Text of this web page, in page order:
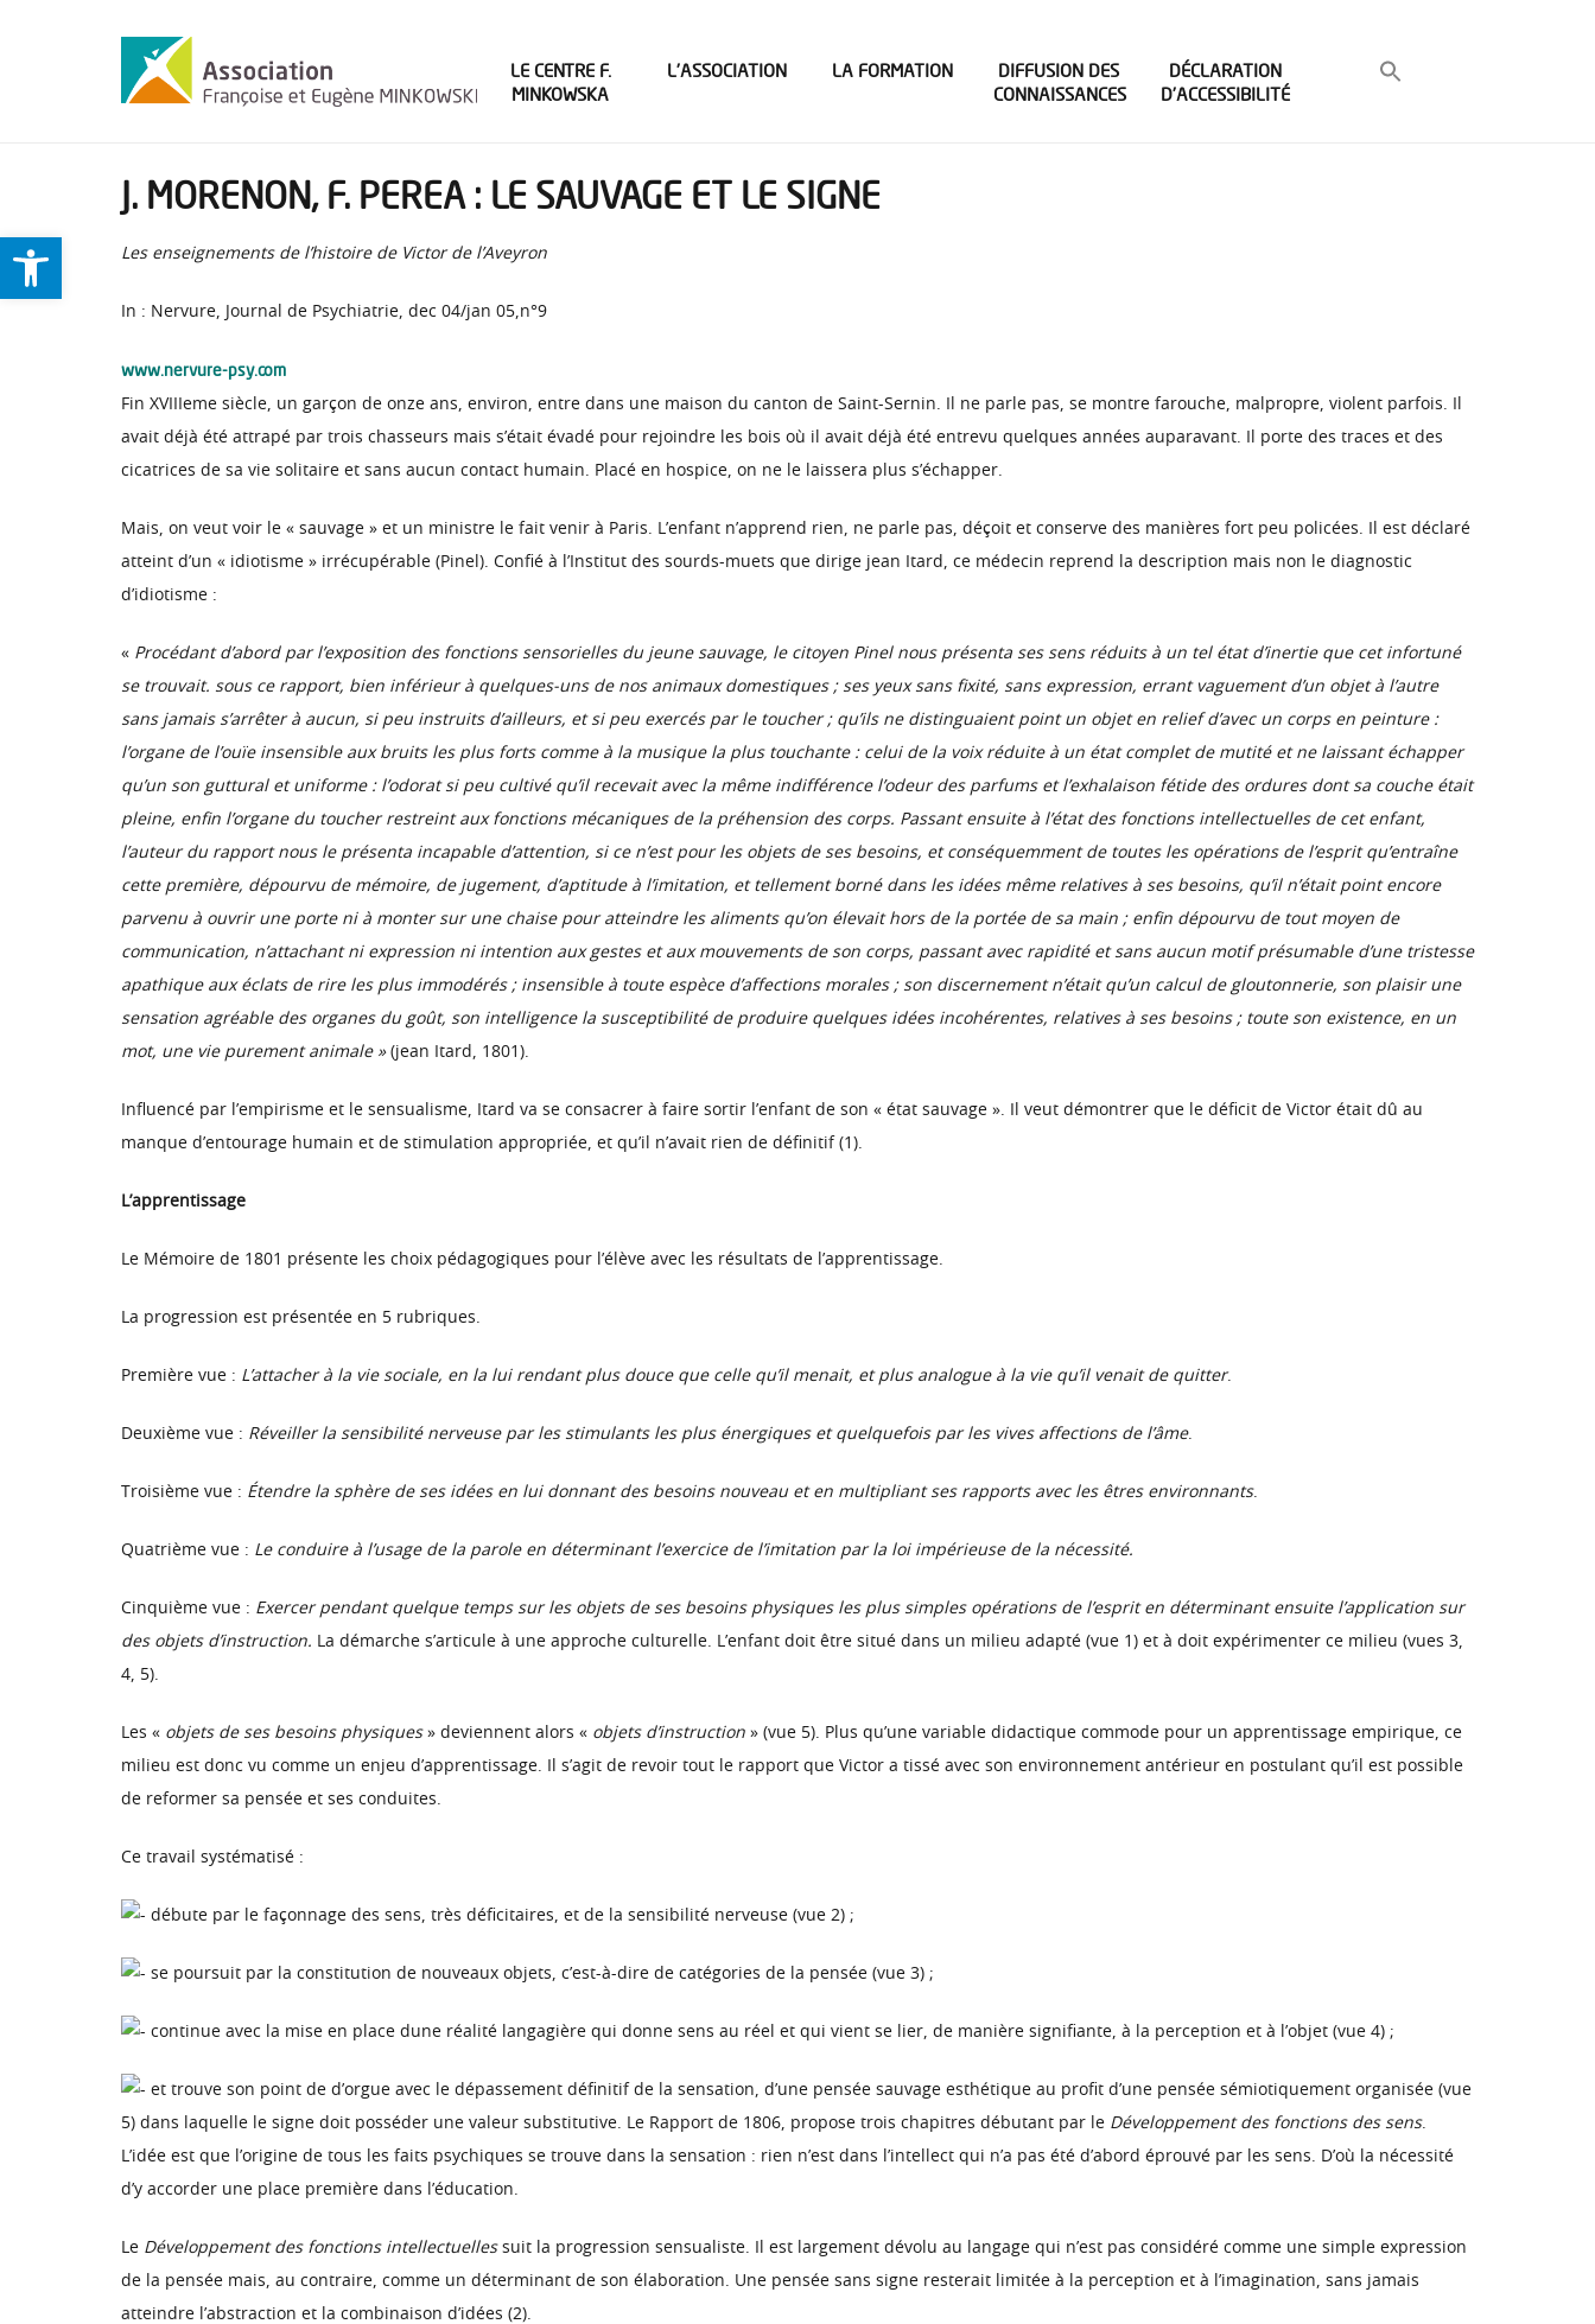
Ouvrir la barre d’outils
LE CENTRE F.
MINKOWSKA
L’ASSOCIATION LA FORMATION
DIFFUSION DES
CONNAISSANCES
DÉCLARATION
D’ACCESSIBILITÉ
J. MORENON, F. PEREA : LE SAUVAGE ET LE SIGNE
Les enseignements de l’histoire de Victor de l’Aveyron
In : Nervure, Journal de Psychiatrie, dec 04/jan 05,n°9
www.nervure-psy.com
Fin XVIIIeme siècle, un garçon de onze ans, environ, entre dans une maison du canton de Saint-Sernin. Il ne parle pas, se montre farouche, malpropre, violent parfois. Il
avait déjà été attrapé par trois chasseurs mais s’était évadé pour rejoindre les bois où il avait déjà été entrevu quelques années auparavant. Il porte des traces et des
cicatrices de sa vie solitaire et sans aucun contact humain. Placé en hospice, on ne le laissera plus s’échapper.
Mais, on veut voir le « sauvage » et un ministre le fait venir à Paris. L’enfant n’apprend rien, ne parle pas, déçoit et conserve des manières fort peu policées. Il est déclaré
atteint d’un « idiotisme » irrécupérable (Pinel). Confié à l’Institut des sourds-muets que dirige jean Itard, ce médecin reprend la description mais non le diagnostic
d’idiotisme :
« Procédant d’abord par l’exposition des fonctions sensorielles du jeune sauvage, le citoyen Pinel nous présenta ses sens réduits à un tel état d’inertie que cet infortuné
se trouvait. sous ce rapport, bien inférieur à quelques-uns de nos animaux domestiques ; ses yeux sans fixité, sans expression, errant vaguement d’un objet à l’autre
sans jamais s’arrêter à aucun, si peu instruits d’ailleurs, et si peu exercés par le toucher ; qu’ils ne distinguaient point un objet en relief d’avec un corps en peinture :
l’organe de l’ouïe insensible aux bruits les plus forts comme à la musique la plus touchante : celui de la voix réduite à un état complet de mutité et ne laissant échapper
qu’un son guttural et uniforme : l’odorat si peu cultivé qu’il recevait avec la même indifférence l’odeur des parfums et l’exhalaison fétide des ordures dont sa couche était
pleine, enfin l’organe du toucher restreint aux fonctions mécaniques de la préhension des corps. Passant ensuite à l’état des fonctions intellectuelles de cet enfant,
l’auteur du rapport nous le présenta incapable d’attention, si ce n’est pour les objets de ses besoins, et conséquemment de toutes les opérations de l’esprit qu’entraîne
cette première, dépourvu de mémoire, de jugement, d’aptitude à l’imitation, et tellement borné dans les idées même relatives à ses besoins, qu’il n’était point encore
parvenu à ouvrir une porte ni à monter sur une chaise pour atteindre les aliments qu’on élevait hors de la portée de sa main ; enfin dépourvu de tout moyen de
communication, n’attachant ni expression ni intention aux gestes et aux mouvements de son corps, passant avec rapidité et sans aucun motif présumable d’une tristesse
apathique aux éclats de rire les plus immodérés ; insensible à toute espèce d’affections morales ; son discernement n’était qu’un calcul de gloutonnerie, son plaisir une
sensation agréable des organes du goût, son intelligence la susceptibilité de produire quelques idées incohérentes, relatives à ses besoins ; toute son existence, en un
mot, une vie purement animale »(jean Itard, 1801).
Influencé par l’empirisme et le sensualisme, Itard va se consacrer à faire sortir l’enfant de son « état sauvage ». Il veut démontrer que le déficit de Victor était dû au
manque d’entourage humain et de stimulation appropriée, et qu’il n’avait rien de définitif (1).
L’apprentissage
Le Mémoire de 1801 présente les choix pédagogiques pour l’élève avec les résultats de l’apprentissage.
La progression est présentée en 5 rubriques.
Première vue : L’attacher à la vie sociale, en la lui rendant plus douce que celle qu’il menait, et plus analogue à la vie qu’il venait de quitter.
Deuxième vue : Réveiller la sensibilité nerveuse par les stimulants les plus énergiques et quelquefois par les vives affections de l’âme.
Troisième vue : Étendre la sphère de ses idées en lui donnant des besoins nouveau et en multipliant ses rapports avec les êtres environnants.
Quatrième vue : Le conduire à l’usage de la parole en déterminant l’exercice de l’imitation par la loi impérieuse de la nécessité.
Cinquième vue : Exercer pendant quelque temps sur les objets de ses besoins physiques les plus simples opérations de l’esprit en déterminant ensuite l’application sur
des objets d’instruction. La démarche s’articule à une approche culturelle. L’enfant doit être situé dans un milieu adapté (vue 1) et à doit expérimenter ce milieu (vues 3,
4, 5).
Les « objets de ses besoins physiques» deviennent alors « objets d’instruction » (vue 5). Plus qu’une variable didactique commode pour un apprentissage empirique, ce
milieu est donc vu comme un enjeu d’apprentissage. Il s’agit de revoir tout le rapport que Victor a tissé avec son environnement antérieur en postulant qu’il est possible
de reformer sa pensée et ses conduites.
Ce travail systématisé :
débute par le façonnage des sens, très déficitaires, et de la sensibilité nerveuse (vue 2) ;
se poursuit par la constitution de nouveaux objets, c’est-à-dire de catégories de la pensée (vue 3) ;
continue avec la mise en place dune réalité langagière qui donne sens au réel et qui vient se lier, de manière signifiante, à la perception et à l’objet (vue 4) ;
et trouve son point de d’orgue avec le dépassement définitif de la sensation, d’une pensée sauvage esthétique au profit d’une pensée sémiotiquement organisée (vue
5) dans laquelle le signe doit posséder une valeur substitutive. Le Rapport de 1806, propose trois chapitres débutant par le Développement des fonctions des sens.
L’idée est que l’origine de tous les faits psychiques se trouve dans la sensation : rien n’est dans l’intellect qui n’a pas été d’abord éprouvé par les sens. D’où la nécessité
d’y accorder une place première dans l’éducation.
Le Développement des fonctions intellectuellessuit la progression sensualiste. Il est largement dévolu au langage qui n’est pas considéré comme une simple expression
de la pensée mais, au contraire, comme un déterminant de son élaboration. Une pensée sans signe resterait limitée à la perception et à l’imagination, sans jamais
atteindre l’abstraction et la combinaison d’idées (2).